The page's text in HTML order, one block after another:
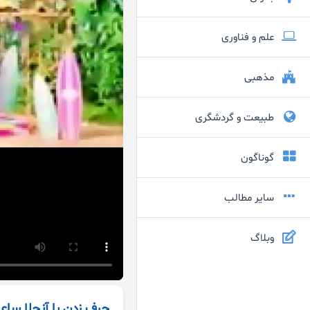
علم و فناوری
مذهبی
طبیعت و گردشگری
گوناگون
سایر مطالب
وبلاگ